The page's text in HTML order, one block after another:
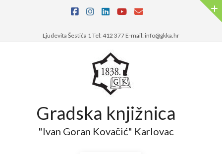
Ljudevita Šestića 1 Tel: 412 377 E-mail: info@gkka.hr
Gradska knjižnica
"Ivan Goran Kovačić" Karlovac